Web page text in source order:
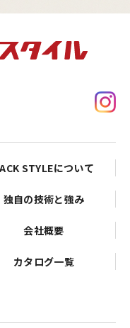
STYLEについて
独自の技術と強み
会社概要
カタログ一覧